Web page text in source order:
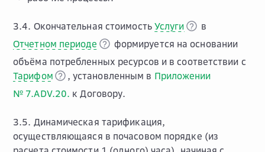
3.4. Окончательная стоимость Услуги
в
Отчетном периоде
формируется на основании
объёма потребленных ресурсов и в соответствии с
Тарифом
, установленным в Приложении
№ 7.ADV.20. к Договору.
3.5. Динамическая тарификация,
осуществляющаяся в почасовом порядке (из